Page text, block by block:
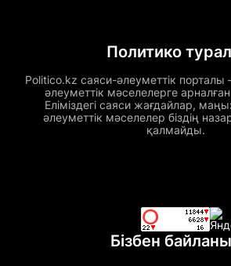
Политико
Politico.kz саяси-әлеуметтік порталы –
әлеуметтік мәселелерге
Еліміздегі саяси жағдайлар,
әлеуметтік мәселелер біздің
қалмайды.
Бізбен